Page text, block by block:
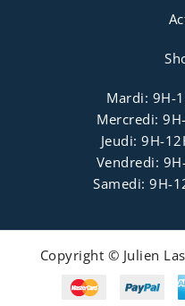
Mardi: 9H-
Mercredi:
Jeudi: 9H-
Vendredi:
Samedi: 9H-
Copyright © Julien